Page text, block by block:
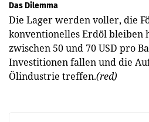
Das Dilemma
Die Lager werden voller, die
konventionelles Erdöl bleiben
zwischen 50 und 70 USD pro
Investitionen fallen und die
Ölindustrie treffen.(red)